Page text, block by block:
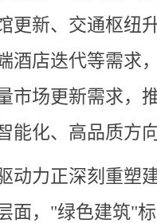
更新、交通枢纽
酒店迭代等需求
市场更新需求，
能化、高品质方
动力正深刻重塑
面，"绿色建筑"